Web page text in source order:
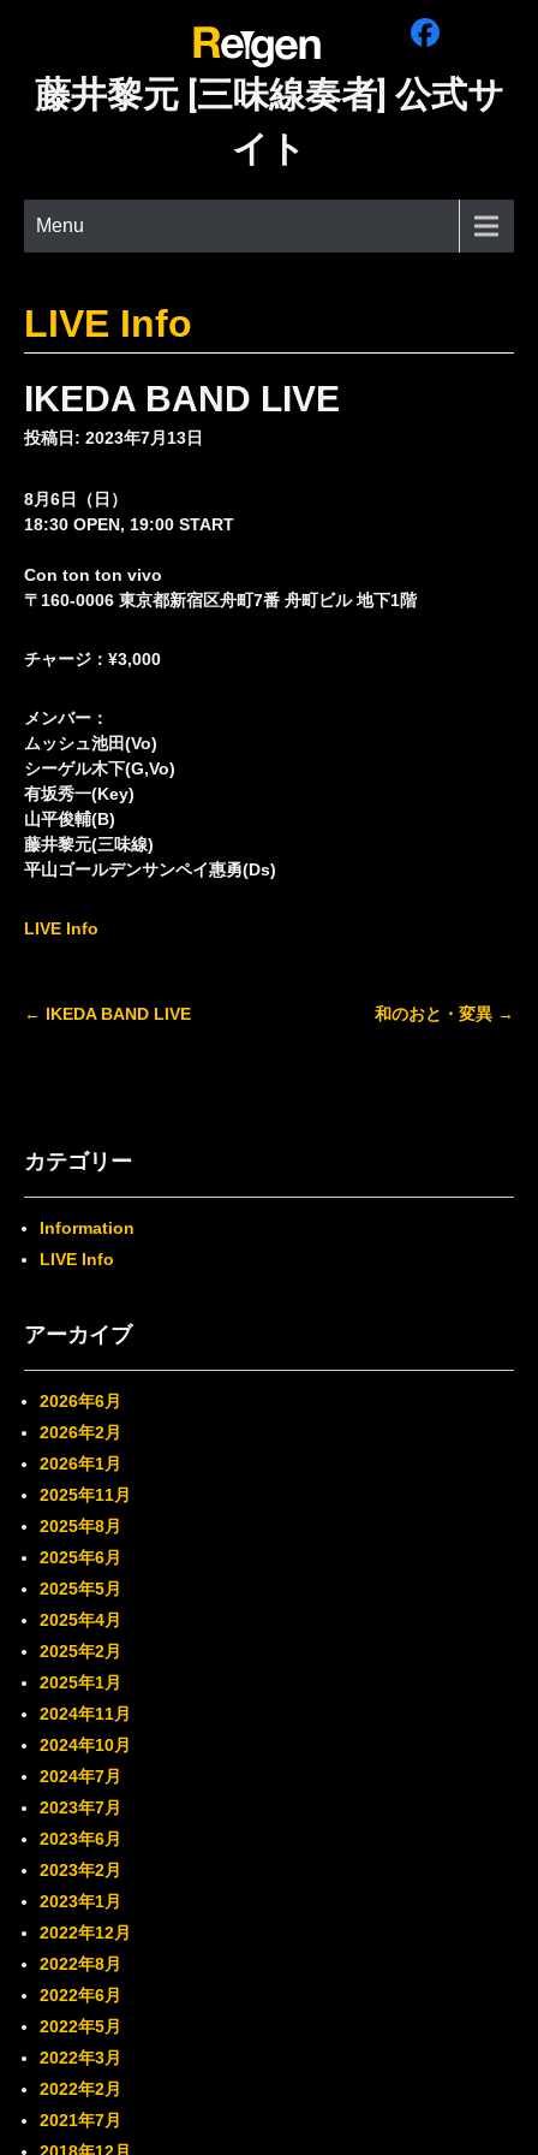
藤井黎元 [三味線奏者] 公式サ
イト
Menu
LIVE Info
IKEDA BAND LIVE
投稿日: 2023年7月13日
8月6日（日）
18:30 OPEN, 19:00 START
Con ton ton vivo
〒160-0006 東京都新宿区舟町7番 舟町ビル 地下1階
チャージ：¥3,000
メンバー：
ムッシュ池田(Vo)
シーゲル木下(G,Vo)
有坂秀一(Key)
山平俊輔(B)
藤井黎元(三味線)
平山ゴールデンサンペイ惠勇(Ds)
LIVE Info
Post
← IKEDA BAND LIVE 和のおと・変異 →
カテゴリー
Information
LIVE Info
アーカイブ
2026年6月
2026年2月
2026年1月
2025年11月
2025年8月
2025年6月
2025年5月
2025年4月
2025年2月
2025年1月
2024年11月
2024年10月
2024年7月
2023年7月
2023年6月
2023年2月
2023年1月
2022年12月
2022年8月
2022年6月
2022年5月
2022年3月
2022年2月
2021年7月